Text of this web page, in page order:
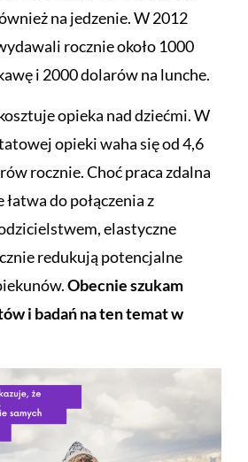
na jedzenie. W 2012
rocznie około 1000
i 2000 dolarów na lunche.
opieka nad dziećmi. W
opieki waha się od 4,6
rocznie. Choć praca zdalna
do połączenia z
elastyczne
redukują potencjalne
Obecnie szukam
i badań na ten temat w